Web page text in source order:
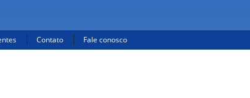
Contato Fale conosco